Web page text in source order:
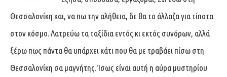
Θεσσαλονίκη και, να πω την αλήθεια, δε θα το άλλαζα για τίποτα
στον κόσμο. Λατρεύω τα ταξίδια εντός κι εκτός συνόρων, αλλά
ξέρω πως πάντα θα υπάρχει κάτι που θα με τραβάει πίσω στη
Θεσσαλονίκη σα μαγνήτης. Ίσως είναι αυτή η αύρα μυστηρίου